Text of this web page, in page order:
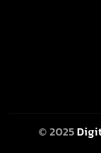
© 2025